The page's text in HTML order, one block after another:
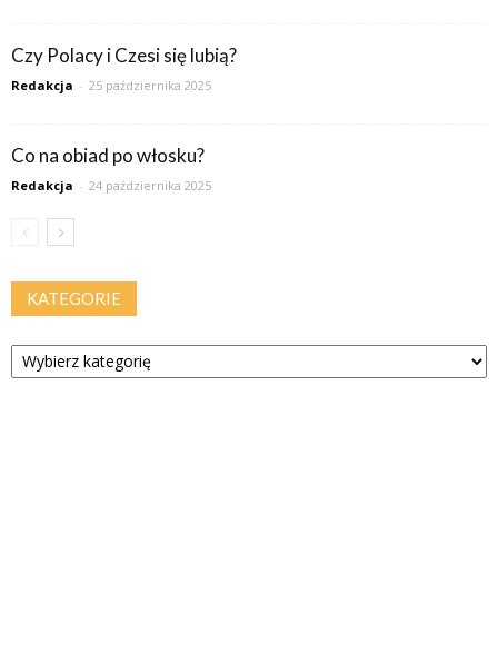
Czy Polacy i Czesi się lubią?
Redakcja - 25 października 2025
Co na obiad po włosku?
Redakcja - 24 października 2025
KATEGORIE
Kategorie